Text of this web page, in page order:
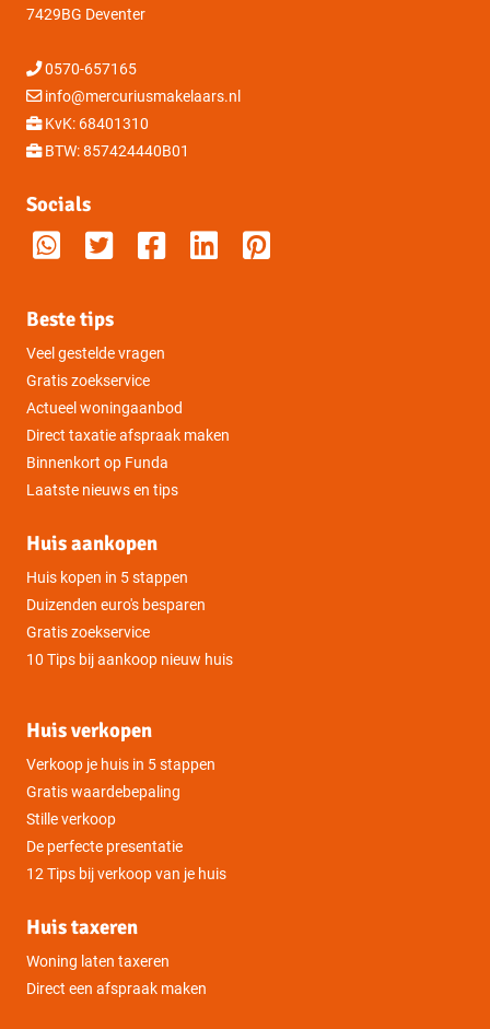
7429BG Deventer
0570-657165
info@mercuriusmakelaars.nl
KvK: 68401310
BTW: 857424440B01
Socials
Beste tips
Veel gestelde vragen
Gratis zoekservice
Actueel woningaanbod
Direct taxatie afspraak maken
Binnenkort op Funda
Laatste nieuws en tips
Huis aankopen
Huis kopen in 5 stappen
Duizenden euro's besparen
Gratis zoekservice
10 Tips bij aankoop nieuw huis
Huis verkopen
Verkoop je huis in 5 stappen
Gratis waardebepaling
Stille verkoop
De perfecte presentatie
12 Tips bij verkoop van je huis
Huis taxeren
Woning laten taxeren
Direct een afspraak maken